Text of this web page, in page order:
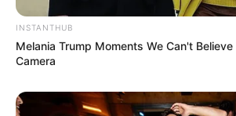
4. Berhenti dari karir tarik suara,
ke karir sebagai BA dan selebgram
INSTANTHUB
Melania Trump Moments We Can't
Camera